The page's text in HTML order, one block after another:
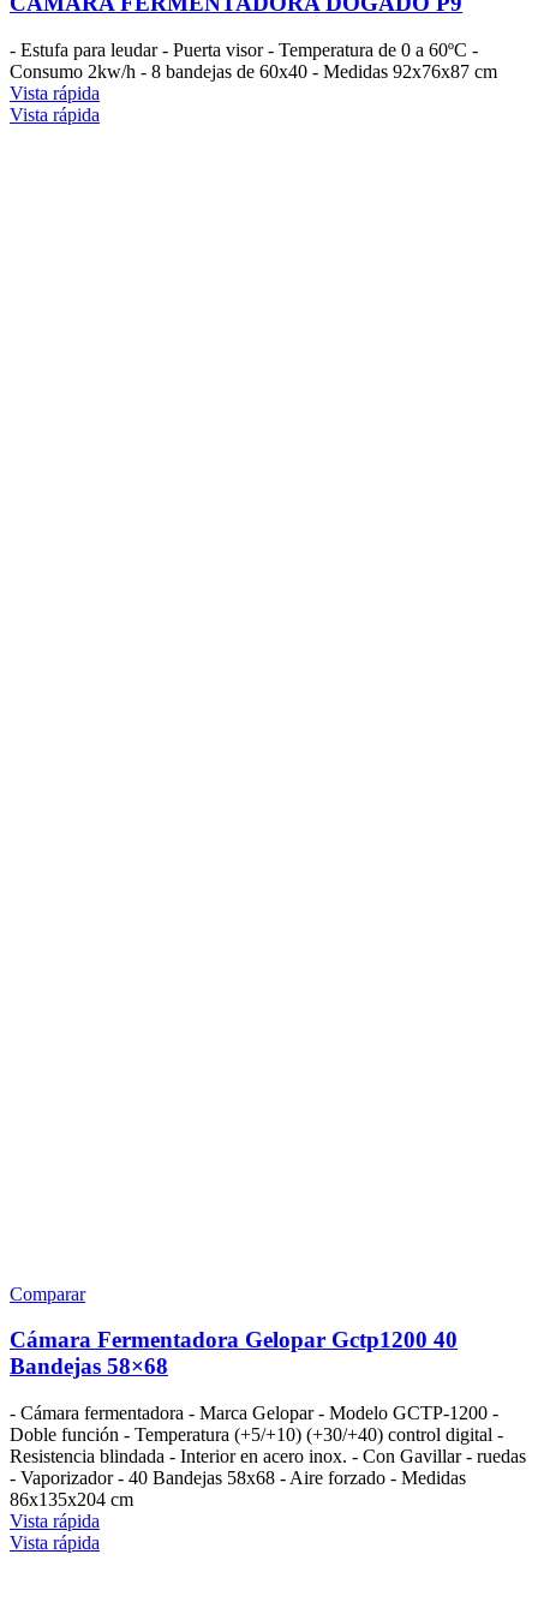
- Estufa para leudar - Puerta visor - Temperatura de 0 a 60ºC -
Consumo 2kw/h - 8 bandejas de 60x40 - Medidas 92x76x87 cm
Vista rápida
Vista rápida
Comparar
Cámara Fermentadora Gelopar Gctp1200 40
Bandejas 58×68
- Cámara fermentadora - Marca Gelopar - Modelo GCTP-1200 -
Doble función - Temperatura (+5/+10) (+30/+40) control digital -
Resistencia blindada - Interior en acero inox. - Con Gavillar - ruedas
- Vaporizador - 40 Bandejas 58x68 - Aire forzado - Medidas
86x135x204 cm
Vista rápida
Vista rápida